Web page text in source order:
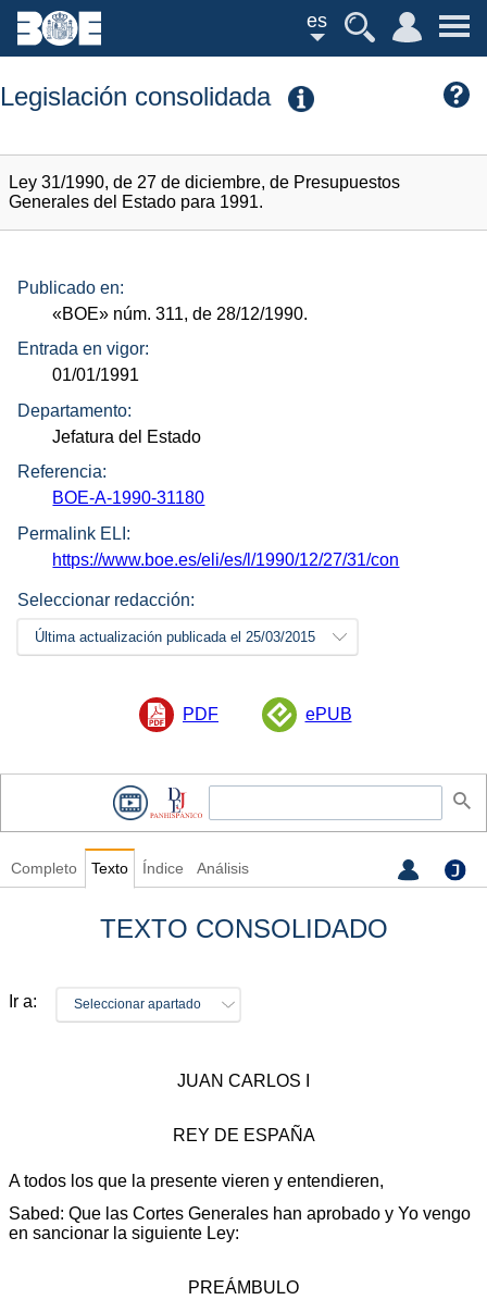
es
Legislación consolidada
Ley 31/1990, de 27 de diciembre, de Presupuestos
Generales del Estado para 1991.
Publicado en:
«BOE» núm. 311, de 28/12/1990.
Entrada en vigor:
01/01/1991
Departamento:
Jefatura del Estado
Referencia:
BOE-A-1990-31180
Permalink ELI:
https://www.boe.es/eli/es/l/1990/12/27/31/con
Seleccionar redacción:
Última actualización publicada el 25/03/2015
PDF ePUB
Completo Texto Índice Análisis
TEXTO CONSOLIDADO
Ir a: Seleccionar apartado
JUAN CARLOS I
REY DE ESPAÑA
A todos los que la presente vieren y entendieren,
Sabed: Que las Cortes Generales han aprobado y Yo vengo
en sancionar la siguiente Ley:
PREÁMBULO